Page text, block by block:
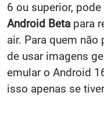
6 ou superior,
Android Beta para
air. Para quem
de usar imagens
emular o Android
isso apenas se